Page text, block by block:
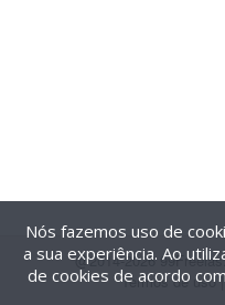
@2014-2026
Termos de uso|
Nós fazemos uso de
a sua experiência. Ao
de cookies de acordo